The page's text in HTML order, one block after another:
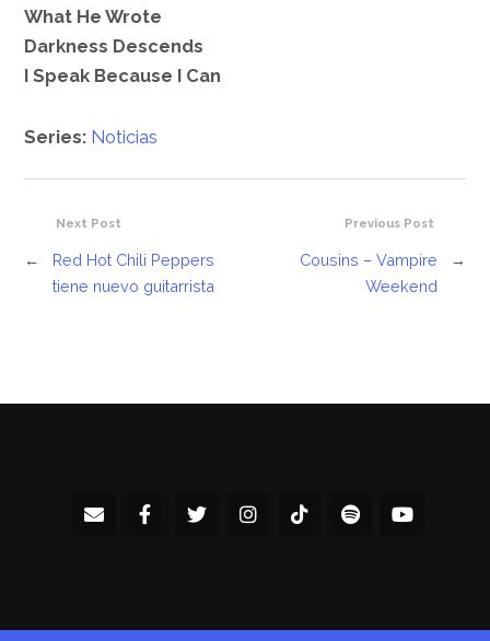
What He Wrote
Darkness Descends
I Speak Because I Can
Series: Noticias
Previous Post
Cousins – Vampire
Weekend
→
Next Post
←
Red Hot Chili Peppers
tiene nuevo guitarrista